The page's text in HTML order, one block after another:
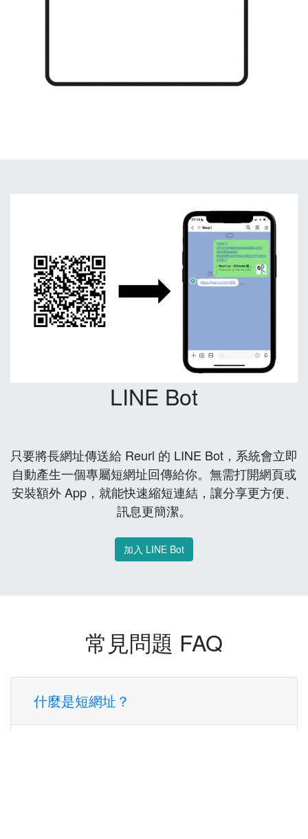
LINE Bot
只要將長網址傳送給 Reurl 的 LINE Bot，系統會立即
自動產生一個專屬短網址回傳給你。無需打開網頁或
安裝額外 App，就能快速縮短連結，讓分享更方便、
訊息更簡潔。
加入 LINE Bot
常見問題 FAQ
什麼是短網址？